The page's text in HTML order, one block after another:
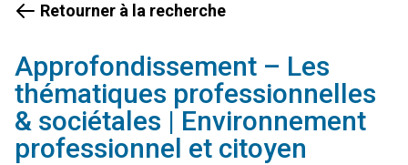
Retourner à la recherche
Approfondissement – Les
thématiques professionnelles
& sociétales | Environnement
professionnel et citoyen